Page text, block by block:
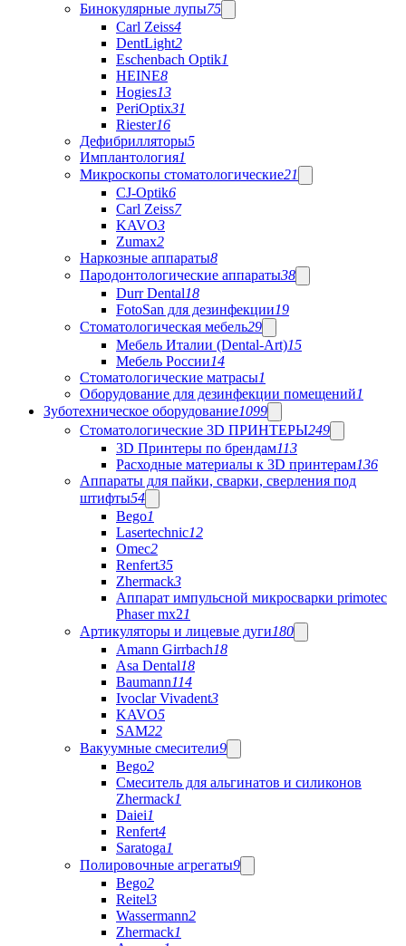
Бинокулярные лупы75
Carl Zeiss4
DentLight2
Eschenbach Optik1
HEINE8
Hogies13
PeriOptix31
Riester16
Дефибрилляторы5
Имплантология1
Микроскопы стоматологические21
CJ-Optik6
Carl Zeiss7
KAVO3
Zumax2
Наркозные аппараты8
Пародонтологические аппараты38
Durr Dental18
FotoSan для дезинфекции19
Стоматологическая мебель29
Мебель Италии (Dental-Art)15
Мебель России14
Стоматологические матрасы1
Оборудование для дезинфекции помещений1
Зуботехническое оборудование1099
Стоматологические 3D ПРИНТЕРЫ249
3D Принтеры по брендам113
Расходные материалы к 3D принтерам136
Аппараты для пайки, сварки, сверления под
штифты54
Bego1
Lasertechnic12
Omec2
Renfert35
Zhermack3
Аппарат импульсной микросварки primotec
Phaser mx21
Артикуляторы и лицевые дуги180
Amann Girrbach18
Asa Dental18
Baumann114
Ivoclar Vivadent3
KAVO5
SAM22
Вакуумные смесители9
Bego2
Cмеситель для альгинатов и силиконов
Zhermack1
Daiei1
Renfert4
Saratoga1
Полировочные агрегаты9
Bego2
Reitel3
Wassermann2
Zhermack1